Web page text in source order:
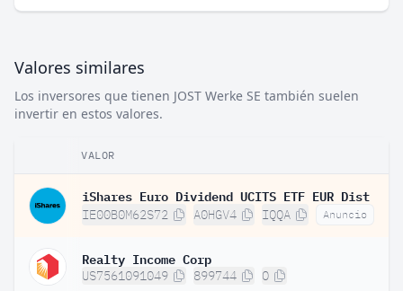
Valores similares
Los inversores que tienen JOST Werke SE también suelen
invertir en estos valores.
VALOR
iShares Euro Dividend UCITS ETF EUR Dist
IE00B0M62S72 A0HGV4 IQQA Anuncio
Realty Income Corp
US7561091049 899744 O